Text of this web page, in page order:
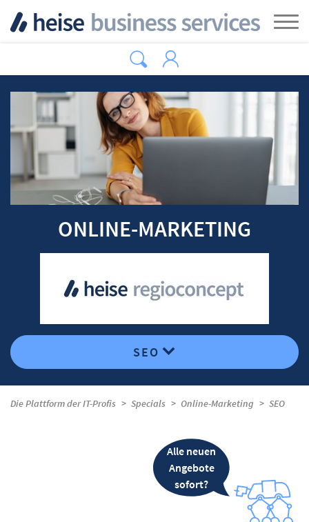
ONLINE-MARKETING
SEO
Die Plattform der IT-Profis Specials Online-Marketing SEO
Alle neuen
Angebote
sofort?